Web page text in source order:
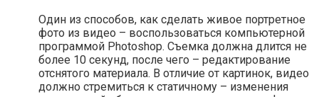
Один из способов, как сделать живое портретное
фото из видео – воспользоваться компьютерной
программой Photoshop. Съемка должна длится не
более 10 секунд, после чего – редактирование
отснятого материала. В отличие от картинок, видео
должно стремиться к статичному – изменения